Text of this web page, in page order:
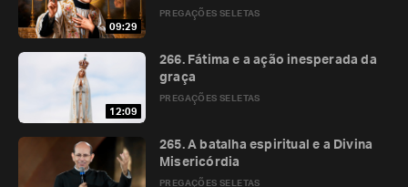
09:29
PREGAÇÕES SELETAS
12:09
PREGAÇÕES SELETAS
266. Fátima e a ação inesperada da
graça
PREGAÇÕES SELETAS
265. A batalha espiritual e a Divina
Misericórdia